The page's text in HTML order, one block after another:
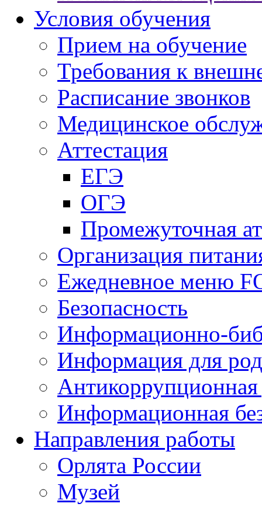
Условия обучения
Прием на обучение
Требования к
Расписание звонков
Медицинское
Аттестация
ЕГЭ
ОГЭ
Промежуточная
Организация
Ежедневное меню
Безопасность
Информационно-
Информация для
Антикоррупционная
Информационная
Направления работы
Орлята России
Музей